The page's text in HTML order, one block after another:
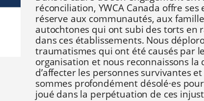
réconciliation, YWCA Canada offre ses
réserve aux communautés, aux
autochtones qui ont subi des torts en
dans ces établissements. Nous
traumatismes qui ont été causés par
organisation et nous reconnaissons
d’affecter les personnes survivantes
sommes profondément désolé·es
joué dans la perpétuation de ces